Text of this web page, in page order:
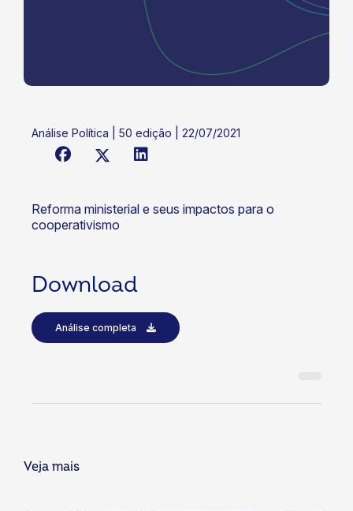
Análise Política | 50 edição | 22/07/2021
Reforma ministerial e seus impactos para o
cooperativismo
Download
Análise completa
Veja mais